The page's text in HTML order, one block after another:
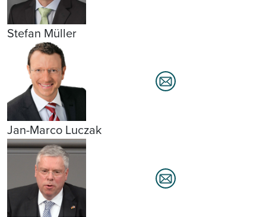
Stefan Müller
Jan-Marco Luczak